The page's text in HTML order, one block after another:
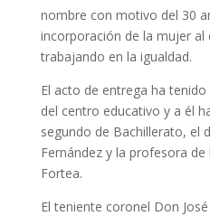
nombre con motivo del 30
incorporación de la mujer
trabajando en la igualdad.
El acto de entrega ha
del centro educativo y a él
segundo de Bachillerato, el
Fernández y la profesora
Fortea.
El teniente coronel Don